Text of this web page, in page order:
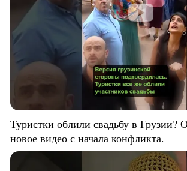
Туристки облили свадьбу в Грузии?
новое видео с начала конфликта.